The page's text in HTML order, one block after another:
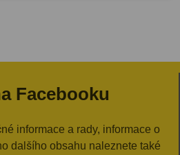
Facebooku
informace a rady, informace o
dalšího obsahu naleznete také